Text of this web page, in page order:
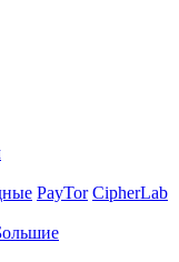
PayTor CipherLab